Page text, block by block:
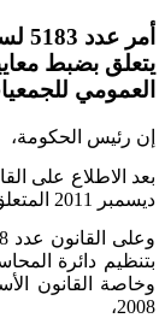
يتعلق بضبط
العمومي
إن رئيس الحكومة،
ديسمبر 2011 المتعلق بالتنظيم المؤقت للسلط العمومية،
بتنظيم دائرة
2008،